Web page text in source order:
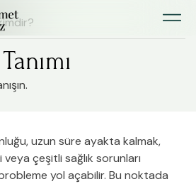
uzun süre ayakta kalmak,
veya çeşitli sağlık sorunları
yol açabilir. Bu noktada